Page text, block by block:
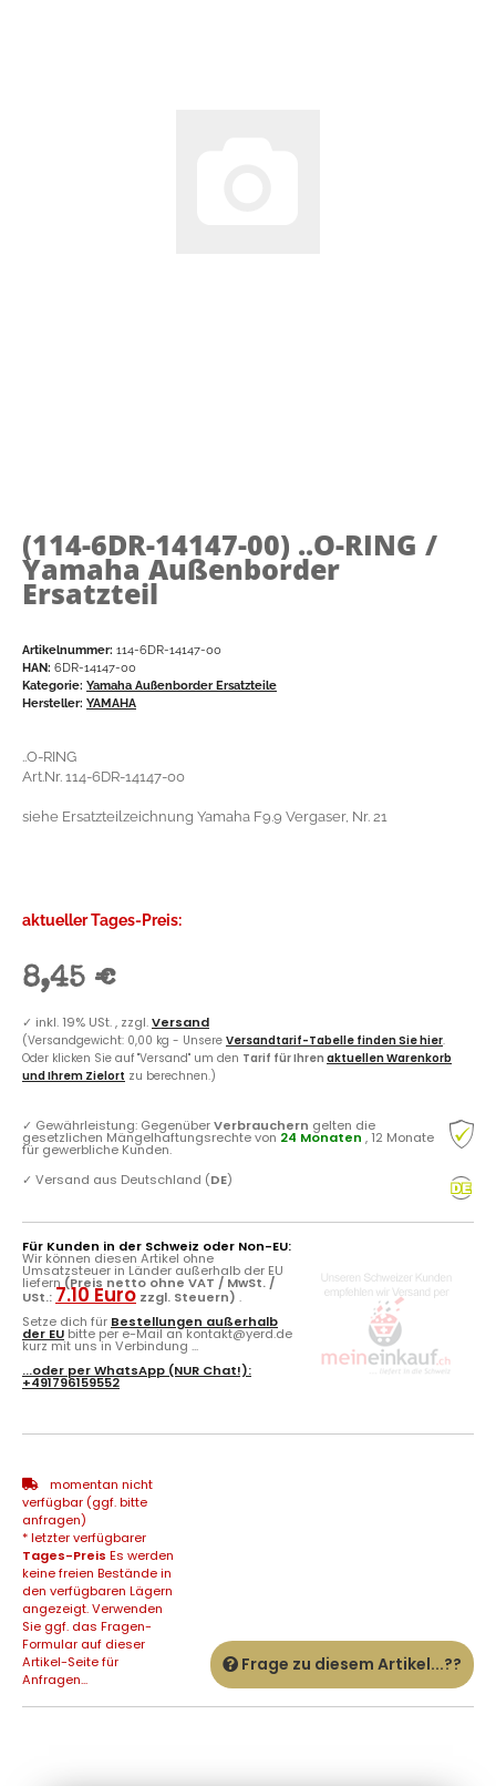
(114-6DR-14147-00) ..O-RING /
Yamaha Außenborder
Ersatzteil
Artikelnummer: 114-6DR-14147-00
HAN: 6DR-14147-00
Kategorie: Yamaha Außenborder Ersatzteile
Hersteller: YAMAHA
..O-RING
Art.Nr. 114-6DR-14147-00
siehe Ersatzteilzeichnung Yamaha F9.9 Vergaser, Nr. 21
aktueller Tages-Preis:
8,45 €
✓ inkl. 19% USt. , zzgl.Versand
(Versandgewicht: 0,00 kg - Unsere Versandtarif-Tabelle finden Sie hier.
Oder klicken Sie auf "Versand" um den Tarif für Ihren aktuellen Warenkorb
und Ihrem Zielort zu berechnen.)
✓ Gewährleistung: GegenüberVerbrauchern gelten die
gesetzlichen Mängelhaftungsrechte von 24 Monaten , 12 Monate
für gewerbliche Kunden.
✓ Versand aus Deutschland (DE)
Für Kunden in der Schweiz oder Non-EU:
Wir können diesen Artikel ohne
Umsatzsteuer in Länder außerhalb der EU
liefern (Preis netto ohne VAT / MwSt. /
USt.: 7.10 Euro zzgl. Steuern) .
Setze dich für Bestellungen außerhalb
der EU bitte per e-Mail an kontakt@yerd.de
kurz mit uns in Verbindung ...
...oder perWhatsApp (NUR Chat!):
+491796159552
momentan nicht
verfügbar (ggf. bitte
anfragen)
* letzter verfügbarer
Tages-Preis Es werden
keine freien Bestände in
den verfügbaren Lägern
angezeigt. Verwenden
Sie ggf. das Fragen-
Formular auf dieser
Artikel-Seite für
Anfragen...
Frage zu diesem Artikel...??